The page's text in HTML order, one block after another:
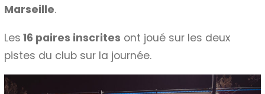
Marseille.
Les 16 paires inscrites ont joué sur les deux
pistes du club sur la journée.